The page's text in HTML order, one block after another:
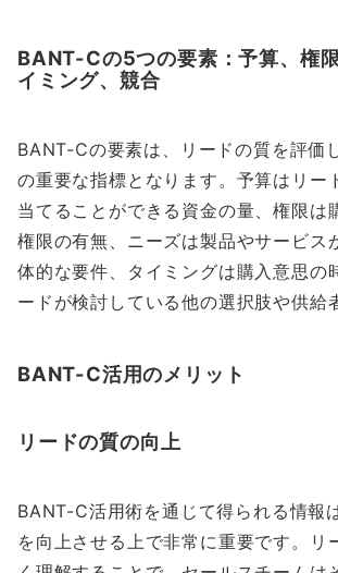
BANT-Cの5つの要素：予算、権
イミング、競合
BANT-Cの要素は、リードの質を評価
の重要な指標となります。予算はリー
当てることができる資金の量、権限は
権限の有無、ニーズは製品やサービス
体的な要件、タイミングは購入意思の
ードが検討している他の選択肢や供給
BANT-C活用のメリット
リードの質の向上
BANT-C活用術を通じて得られる情報
を向上させる上で非常に重要です。リ